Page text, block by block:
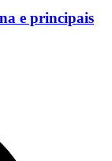
e principais